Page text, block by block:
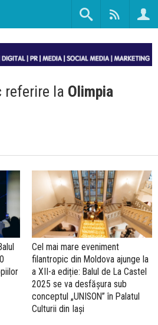
la Olimpia
Cel mai mare eveniment
filantropic din Moldova ajunge la
a XII-a ediție: Balul de La Castel
2025 se va desfășura sub
conceptul „UNISON” în Palatul
Culturii din Iași